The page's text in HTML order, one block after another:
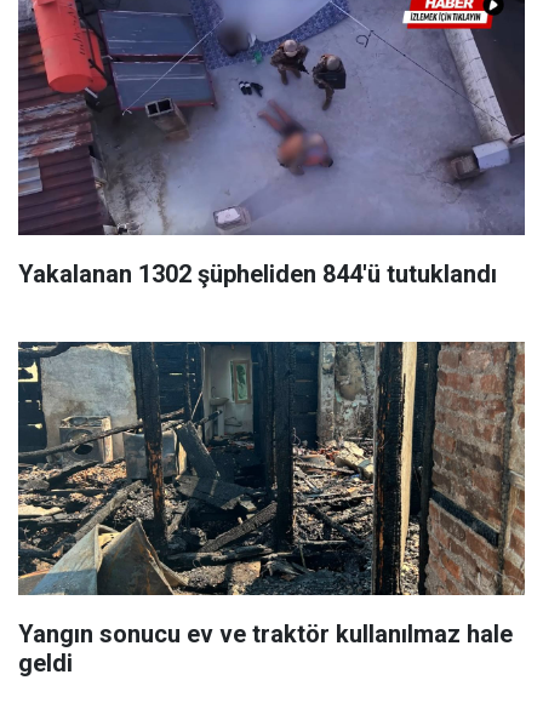
Yakalanan 1302 şüpheliden 844'ü tutuklandı
Yangın sonucu ev ve traktör kullanılmaz hale
geldi